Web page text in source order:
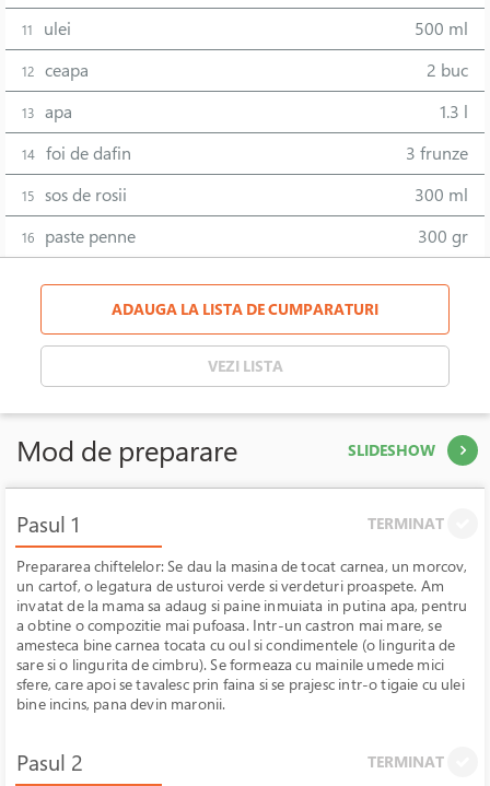
11 ulei 500 ml
12 ceapa 2 buc
13 apa 1.3 l
14 foi de dafin 3 frunze
15 sos de rosii 300 ml
16 paste penne 300 gr
ADAUGA LA LISTA DE CUMPARATURI
VEZI LISTA
Mod de preparare SLIDESHOW
Pasul 1 TERMINAT
Prepararea chiftelelor: Se dau la masina de tocat carnea, un morcov,
un cartof, o legatura de usturoi verde si verdeturi proaspete. Am
invatat de la mama sa adaug si paine inmuiata in putina apa, pentru
a obtine o compozitie mai pufoasa. Intr-un castron mai mare, se
amesteca bine carnea tocata cu oul si condimentele (o lingurita de
sare si o lingurita de cimbru). Se formeaza cu mainile umede mici
sfere, care apoi se tavalesc prin faina si se prajesc intr-o tigaie cu ulei
bine incins, pana devin maronii.
Pasul 2 TERMINAT